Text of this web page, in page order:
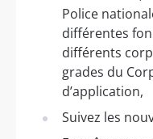
Police
différentes
différents
grades du
d’application,
Suivez les